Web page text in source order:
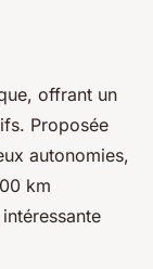
offrant un
Proposée
autonomies,
km